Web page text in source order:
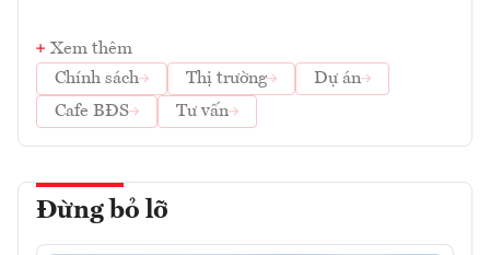
Xem thêm
Chính sách
Thị trường
Dự án
Cafe BĐS
Tư vấn
Đừng bỏ lỡ